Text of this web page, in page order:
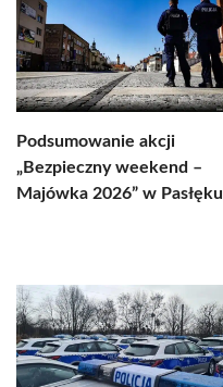
Podsumowanie akcji
„Bezpieczny weekend –
Majówka 2026” w Pasłęku